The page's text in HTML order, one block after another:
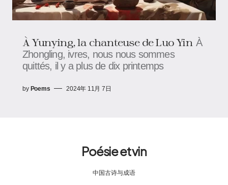
À Yunying, la chanteuse de Luo Yin À
Zhongling, ivres, nous nous sommes
quittés, il y a plus de dix printemps
by Poems 2024年 11月 7日
Poésie et vin
中国古诗与成语